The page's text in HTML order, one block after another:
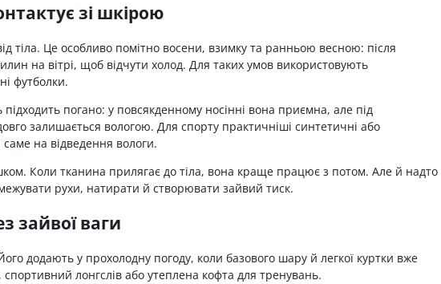
зі шкірою
тіла. Це особливо помітно восени, взимку та ранньою весною: після
на вітрі, щоб відчути холод. Для таких умов використовують
футболки.
погано: у повсякденному носінні вона приємна, але під
залишається вологою. Для спорту практичніші синтетичні або
саме на відведення вологи.
Коли тканина прилягає до тіла, вона краще працює з потом. Але й надто
рухи, натирати й створювати зайвий тиск.
зайвої ваги
додають у прохолодну погоду, коли базового шару й легкої куртки вже
лонгслів або утеплена кофта для тренувань.